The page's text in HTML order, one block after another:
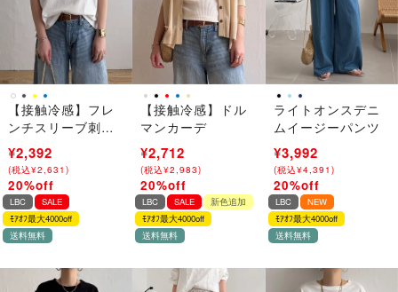
【接触冷感】フレ
ンチスリーブ刺繍T
シャツ
¥2,990
(税込¥3,289 )
→
¥2,392
(税込¥2,631 )
20%off
【接触冷感】ドル
マンカーデ
¥3,390
(税込¥3,729)
→
¥2,712
(税込¥2,983)
20%off
ライトオンスデニ
ムイージーパンツ
¥4,990
(税込¥5,489 )
→
¥3,992
(税込¥4,391 )
20%off
LBC
SALE
ﾓｱｵﾌ最大4000off
送料無料
LBC SALE
新色追加
ﾓｱｵﾌ最大4000off
送料無料
LBC
NEW
ﾓｱｵﾌ最大4000off
送料無料